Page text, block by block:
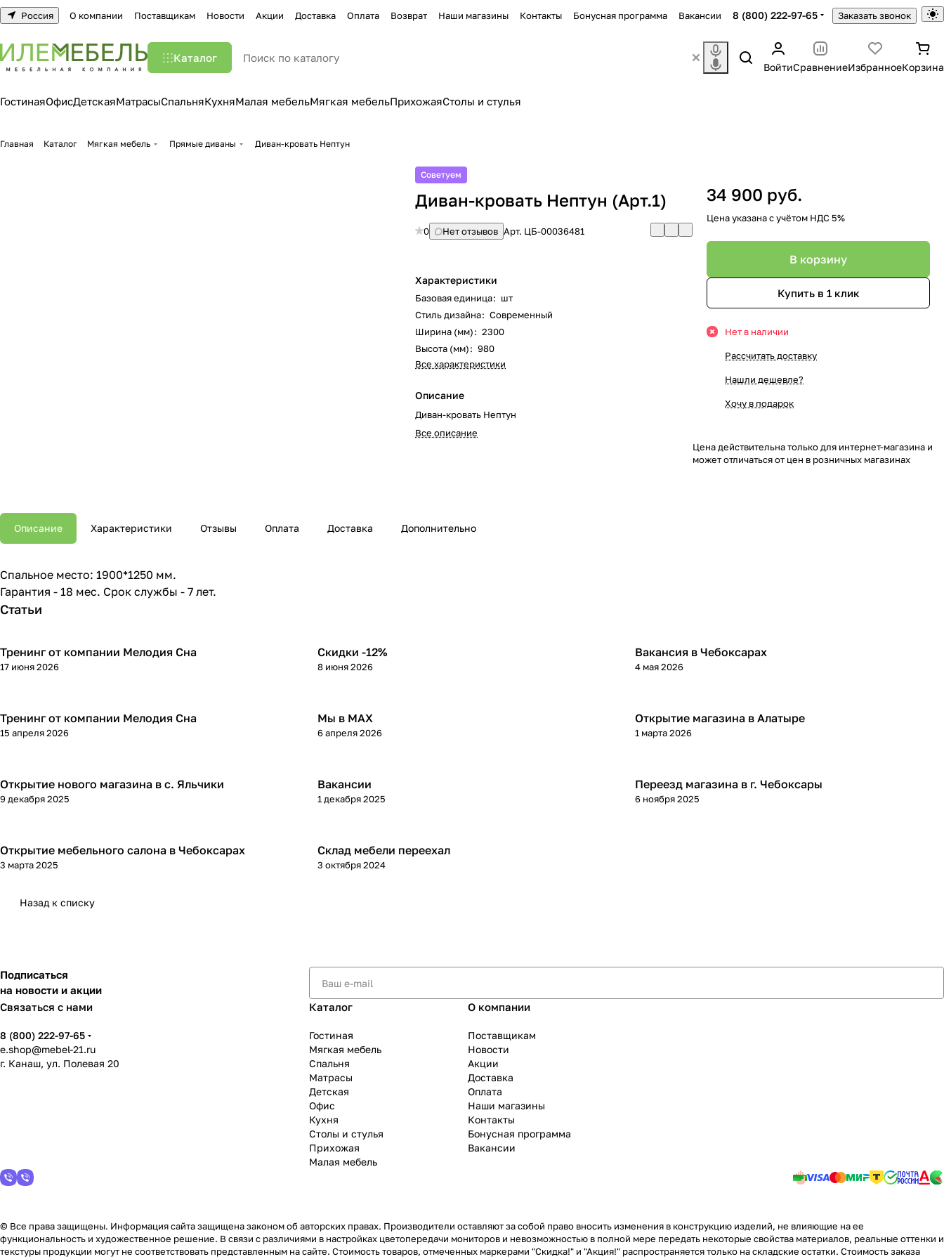
Россия О компании Поставщикам Новости Акции Доставка Оплата Возврат Наши магазины Контакты Бонусная программа Вакансии 8 (800) 222-97-65 Заказать звонок
Каталог
ВойтиСравнениеИзбранноеКорзина
ГостинаяОфисДетскаяМатрасыСпальняКухняМалая мебельМягкая мебельПрихожаяСтолы и стулья
Главная Каталог Мягкая мебель Прямые диваны Диван-кровать Нептун
Советуем
Диван-кровать Нептун (Арт.1)
0 Нет отзывов Арт. ЦБ-00036481
Характеристики
Базовая единица: шт
Стиль дизайна: Современный
Ширина (мм): 2300
Высота (мм): 980
Все характеристики
Описание
Диван-кровать Нептун
Все описание
34 900 руб.
Цена указана с учётом НДС 5%
В корзину
Купить в 1 клик
Нет в наличии
Рассчитать доставку
Нашли дешевле?
Хочу в подарок
Цена действительна только для интернет-магазина и
может отличаться от цен в розничных магазинах
Описание Характеристики Отзывы Оплата Доставка Дополнительно
Спальное место: 1900*1250 мм.
Гарантия - 18 мес. Срок службы - 7 лет.
Статьи
Тренинг от компании Мелодия Сна
17 июня 2026
Скидки -12%
8 июня 2026
Вакансия в Чебоксарах
4 мая 2026
Тренинг от компании Мелодия Сна
15 апреля 2026
Мы в МАХ
6 апреля 2026
Открытие магазина в Алатыре
1 марта 2026
Открытие нового магазина в с. Яльчики
9 декабря 2025
Вакансии
1 декабря 2025
Переезд магазина в г. Чебоксары
6 ноября 2025
Открытие мебельного салона в Чебоксарах
3 марта 2025
Склад мебели переехал
3 октября 2024
Назад к списку
Подписаться
на новости и акции
Связаться с нами
8 (800) 222-97-65
e.shop@mebel-21.ru
г. Канаш, ул. Полевая 20
Каталог
Гостиная
Мягкая мебель
Спальня
Матрасы
Детская
Офис
Кухня
Столы и стулья
Прихожая
Малая мебель
О компании
Поставщикам
Новости
Акции
Доставка
Оплата
Наши магазины
Контакты
Бонусная программа
Вакансии
© Все права защищены. Информация сайта защищена законом об авторских правах. Производители оставляют за собой право вносить изменения в конструкцию изделий, не влияющие на ее
функциональность и художественное решение. В связи с различиями в настройках цветопередачи мониторов и невозможностью в полной мере передать некоторые свойства материалов, реальные оттенки и
текстуры продукции могут не соответствовать представленным на сайте. Стоимость товаров, отмеченных маркерами "Скидка!" и "Акция!" распространяется только на складские остатки. Стоимость заказа